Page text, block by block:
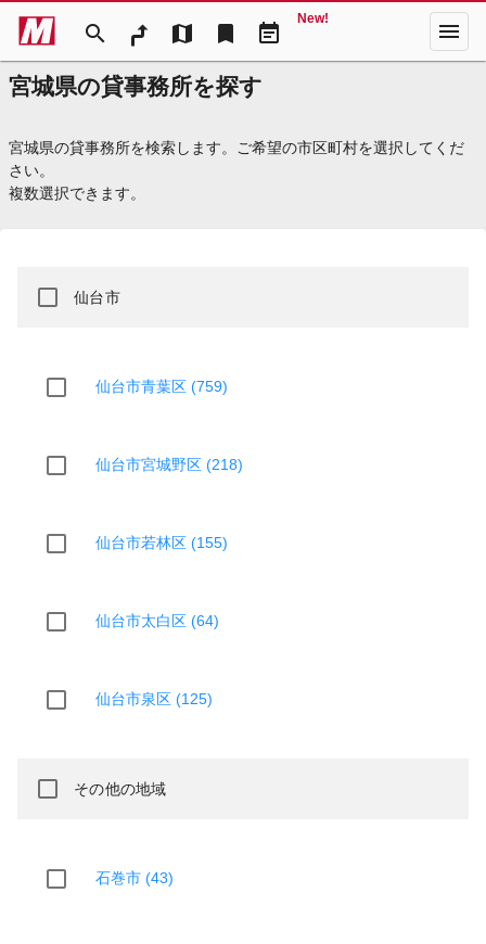
search map bookmark event_note
New! menu
宮城県の貸事務所を探す
宮城県の貸事務所を検索します。ご希望の市区町村を選択してくだ
さい。
複数選択できます。
仙台市
仙台市青葉区 (759)
仙台市宮城野区 (218)
仙台市若林区 (155)
仙台市太白区 (64)
仙台市泉区 (125)
その他の地域
石巻市 (43)